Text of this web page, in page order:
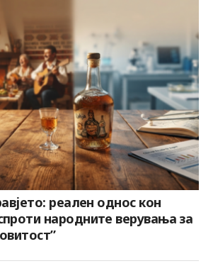
реален однос кон
народните верувања за